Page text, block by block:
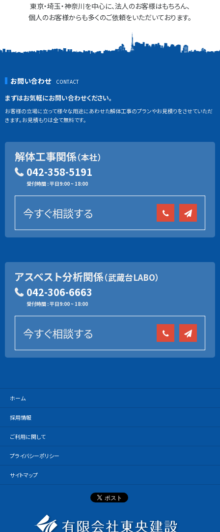
東京・埼玉・神奈川を中心に、法人のお客様はもちろん、
個人のお客様からも多くのご依頼をいただいております。
お問い合わせ
まずはお気軽にお問い合わせください。
お客様の立場に立って様々な用途にあわせた解体工事のプランやお見積りをさせていただ
きます。お見積もりは全て無料です。
解体工事関係（本社）
042-358-5191
受付時間 : 平日9:00 ~ 18:00
今すぐ相談する
アスベスト分析関係（武蔵台LABO）
042-306-6663
受付時間 : 平日9:00 ~ 18:00
今すぐ相談する
ホーム
採用情報
ご利用に関して
プライバシーポリシー
サイトマップ